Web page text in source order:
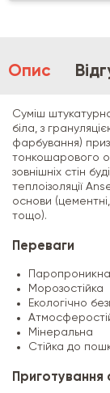
Опис
Суміш
біла, з
фарбування)
тонкошарового
зовнішніх стін
теплоізоляції
основи
тощо).
Переваги
Паропроникна
Морозостійка
Екологічно
Мінеральна
Стійка до
Приготування